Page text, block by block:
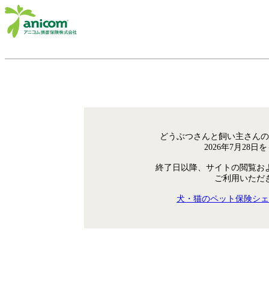
どうぶつさんと飼い主さん
2026年7月28日
終了日以降、サイトの閲覧お
ご利用いただ
犬・猫のペット保険シ